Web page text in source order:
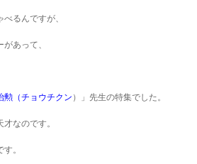
るんですが、
があって、
勲（チョウチクン ）」先生の特集でした。
なのです。
。